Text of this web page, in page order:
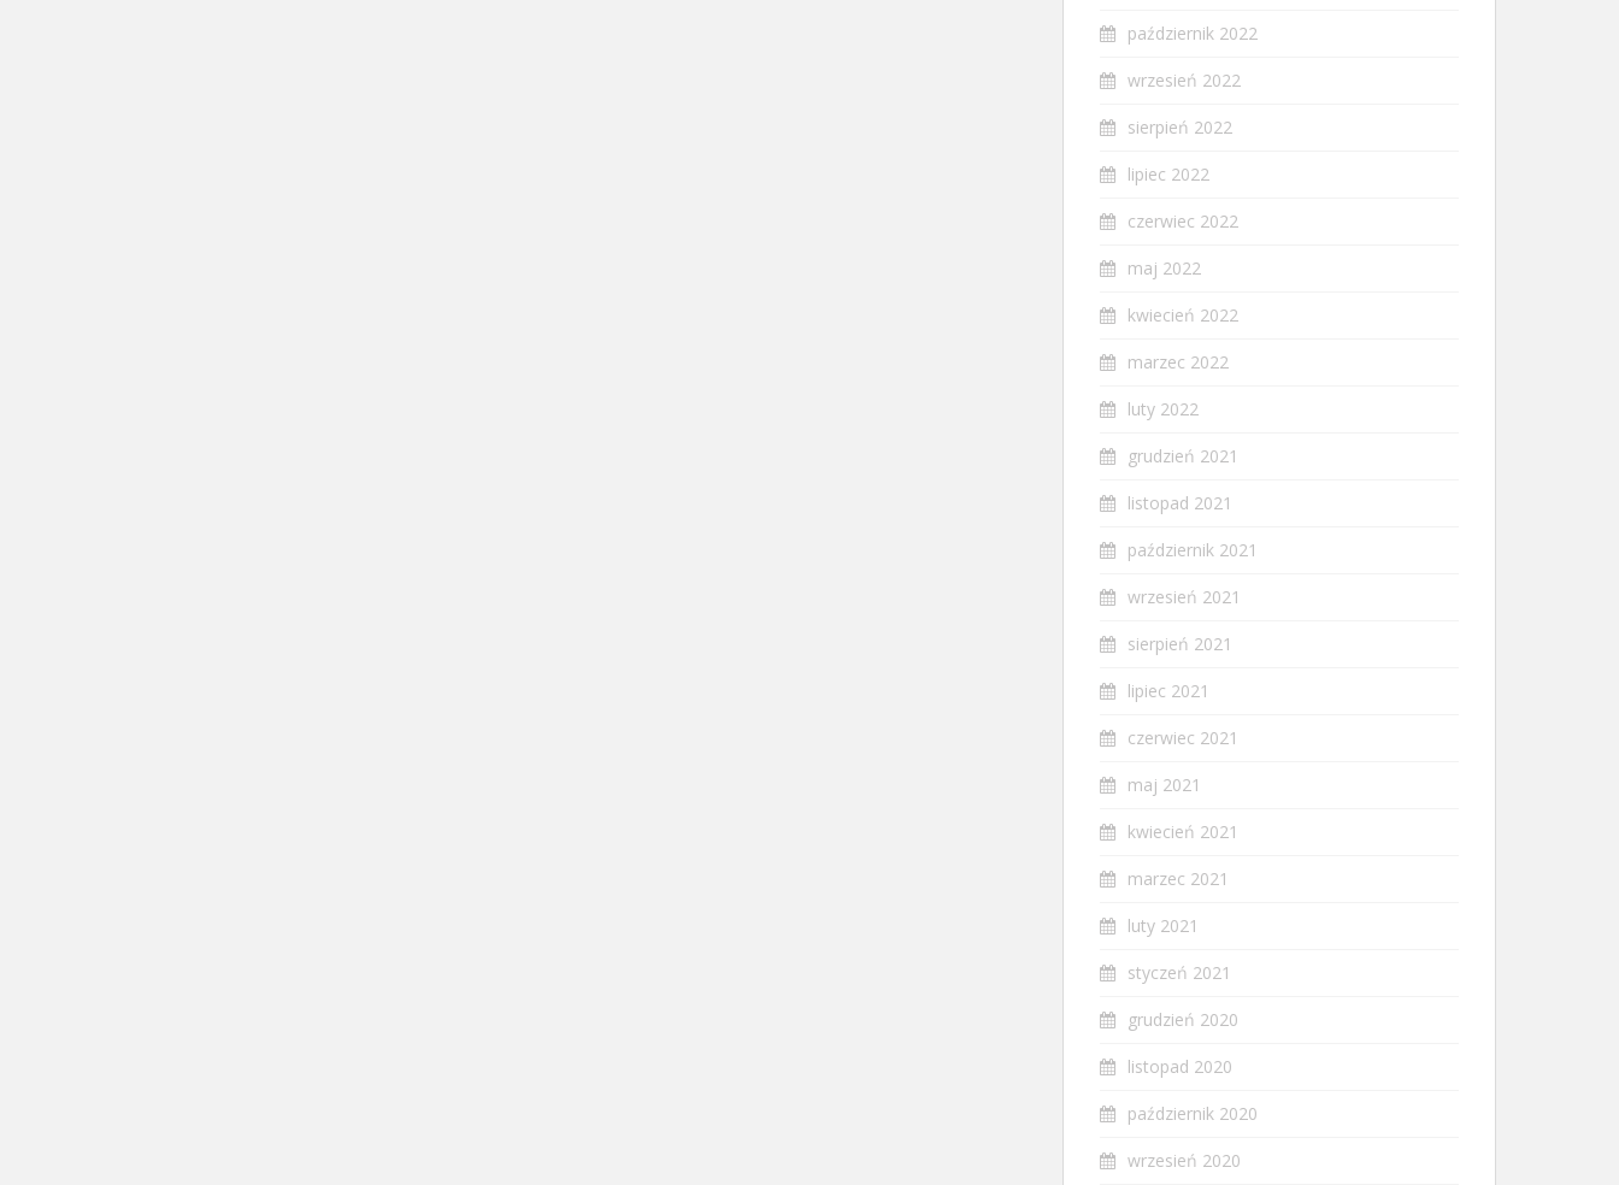
październik 2022
wrzesień 2022
sierpień 2022
lipiec 2022
czerwiec 2022
maj 2022
kwiecień 2022
marzec 2022
luty 2022
grudzień 2021
listopad 2021
październik 2021
wrzesień 2021
sierpień 2021
lipiec 2021
czerwiec 2021
maj 2021
kwiecień 2021
marzec 2021
luty 2021
styczeń 2021
grudzień 2020
listopad 2020
październik 2020
wrzesień 2020